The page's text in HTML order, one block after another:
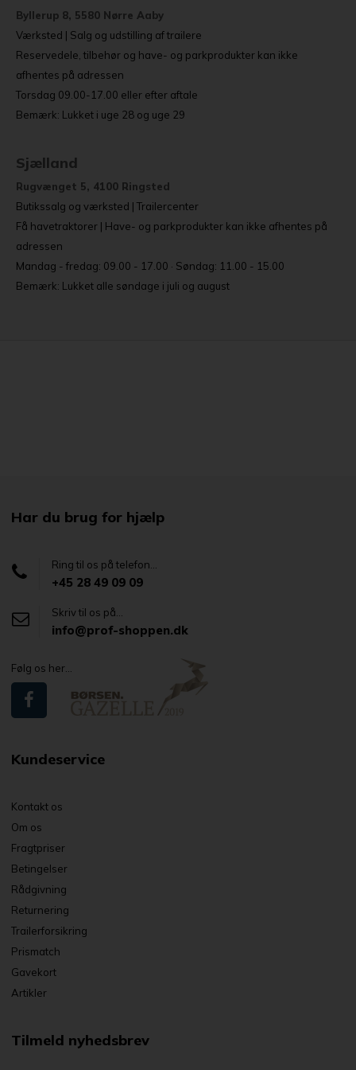
Byllerup 8, 5580 Nørre Aaby
Værksted | Salg og udstilling af trailere
Reservedele, tilbehør og have- og parkprodukter kan ikke
afhentes på adressen
Torsdag 09.00-17.00 eller efter aftale
Bemærk: Lukket i uge 28 og uge 29
Sjælland
Rugvænget 5, 4100 Ringsted
Butikssalg og værksted | Trailercenter
Få havetraktorer | Have- og parkprodukter kan ikke afhentes på
adressen
Mandag - fredag: 09.00 - 17.00 · Søndag: 11.00 - 15.00
Bemærk: Lukket alle søndage i juli og august
Har du brug for hjælp
Ring til os på telefon...
+45 28 49 09 09
Skriv til os på...
info@prof-shoppen.dk
Følg os her...
Kundeservice
Kontakt os
Om os
Fragtpriser
Betingelser
Rådgivning
Returnering
Trailerforsikring
Prismatch
Gavekort
Artikler
Tilmeld nyhedsbrev